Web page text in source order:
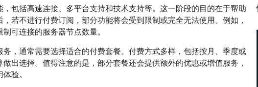
包括高速连接、多平台支持和技术支持等。这一阶段的目的在于帮助
若不进行付费订阅，部分功能将会受到限制或完全无法使用。例如，
可连接的服务器节点数量。
，通常需要选择适合的付费套餐。付费方式多样，包括按月、季度或
出选择。值得注意的是，部分套餐还会提供额外的优惠或增值服务，
验。